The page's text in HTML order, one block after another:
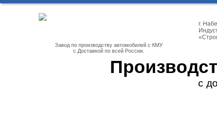
Завод по производству автомобилей с КМУ
с Доставкой по всей России.
г.
с